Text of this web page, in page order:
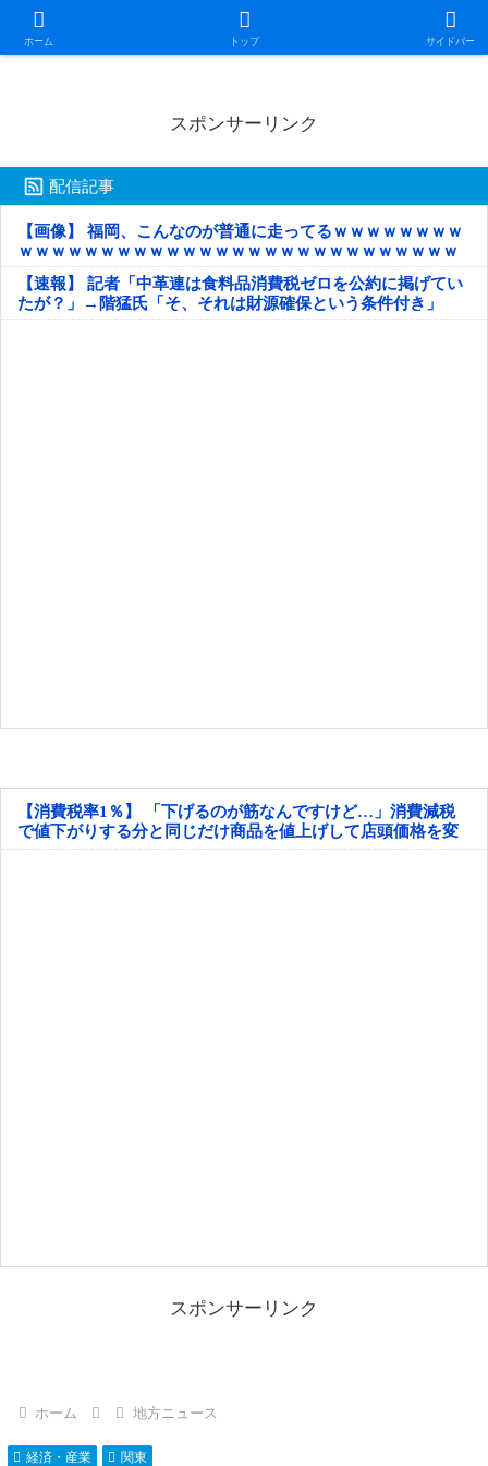
ホーム トップ サイドバー
日本第一！ニュース録
スポンサーリンク
配信記事
【画像】 福岡、こんなのが普通に走ってるｗｗｗｗｗｗｗｗ
ｗｗｗｗｗｗｗｗｗｗｗｗｗｗｗｗｗｗｗｗｗｗｗｗｗｗｗ
ｗｗｗｗｗ
【速報】 記者「中革連は食料品消費税ゼロを公約に掲げてい
たが？」→階猛氏「そ、それは財源確保という条件付き」
【消費税率1％】 「下げるのが筋なんですけど…」消費減税
で値下がりする分と同じだけ商品を値上げして店頭価格を変
えない店も
スポンサーリンク
ホーム 地方ニュース
経済・産業 関東